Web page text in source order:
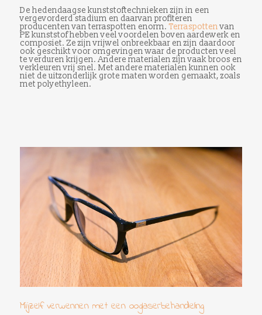
De hedendaagse kunststoftechnieken zijn in een
vergevorderd stadium en daarvan profiteren
producenten van terraspotten enorm. Terraspottenvan
PE kunststof hebben veel voordelen boven aardewerk en
composiet. Ze zijn vrijwel onbreekbaar en zijn daardoor
ook geschikt voor omgevingen waar de producten veel
te verduren krijgen. Andere materialen zijn vaak broos en
verkleuren vrij snel. Met andere materialen kunnen ook
niet de uitzonderlijk grote maten worden gemaakt, zoals
met polyethyleen.
Mijzelf verwennen met een ooglaserbehandeling